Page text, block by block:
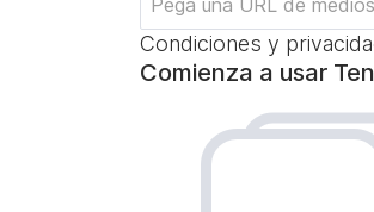
Condiciones y
Comienza a usar